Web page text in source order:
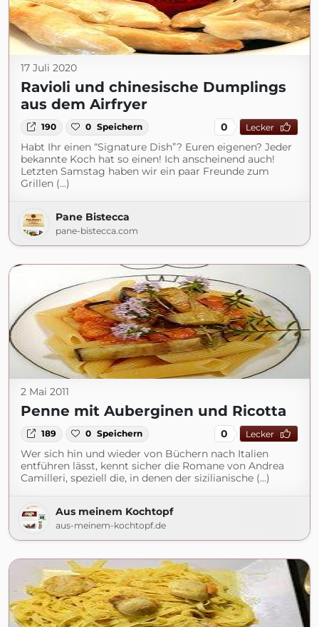
17 Juli 2020
Ravioli und chinesische Dumplings
aus dem Airfryer
190 0 Speichern 0 Lecker
Habt Ihr einen “Signature Dish”? Euren eigenen? Jeder
bekannte Koch hat so einen! Ich anscheinend auch!
Letzten Samstag haben wir ein paar Freunde zum
Grillen (...)
Pane Bistecca
pane-bistecca.com
2 Mai 2011
Penne mit Auberginen und Ricotta
189 0 Speichern 0 Lecker
Wer sich hin und wieder von Büchern nach Italien
entführen lässt, kennt sicher die Romane von Andrea
Camilleri, speziell die, in denen der sizilianische (...)
Aus meinem Kochtopf
aus-meinem-kochtopf.de